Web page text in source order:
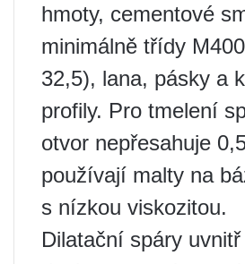
hmoty, cementové
minimálně třídy
32,5), lana, pásky a
profily. Pro tmelení
otvor nepřesahuje
používají malty na
s nízkou viskozitou.
Dilatační spáry